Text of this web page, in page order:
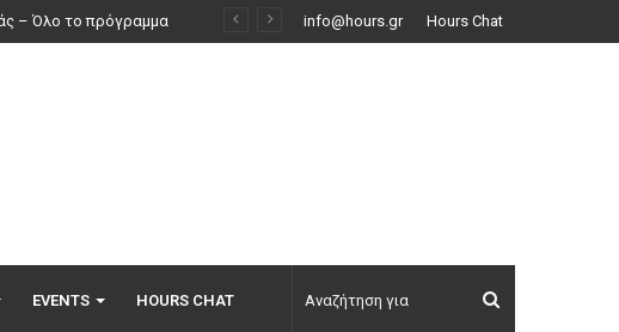
info@hours.gr Hours Chat
EVENTS HOURS CHAT